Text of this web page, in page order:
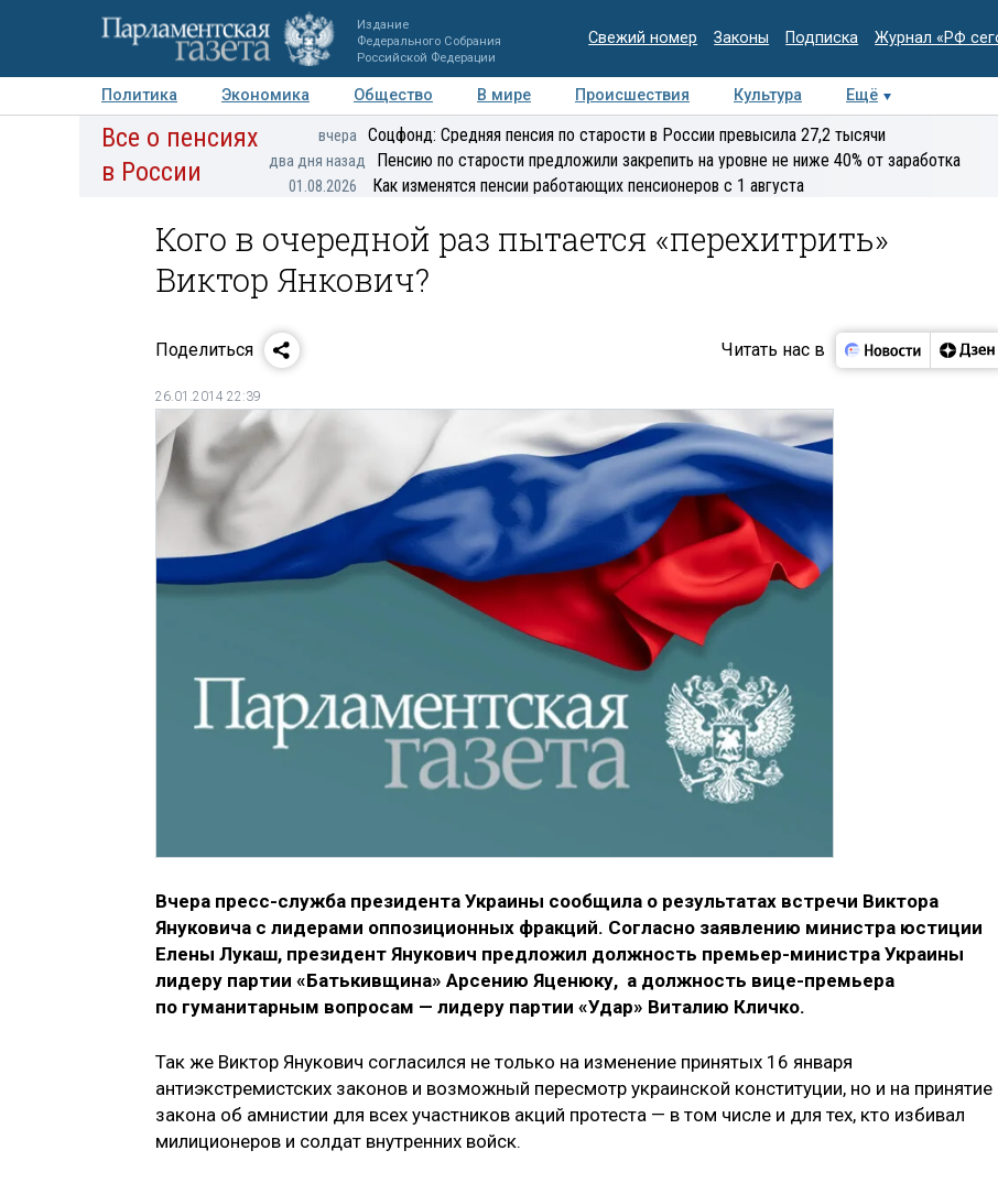
Издание
Федерального Собрания
Российской Федерации
Свежий номер Законы Подписка Журнал «РФ
Политика Экономика Общество В мире Происшествия Культура Ещё
Авторы Персоны Мнения Регионы Медиацентр Интервью Колумнисты
экспертиза
Все о пенсиях
в России
вчера Соцфонд: Средняя пенсия по старости в России превысила 27,2 тысячи
два дня назад Пенсию по старости предложили закрепить на уровне не ниже 40% от заработка
01.08.2026 Как изменятся пенсии работающих пенсионеров с 1 августа
Кого в очередной раз пытается «перехитрить»
Виктор Янкович?
Поделиться Читать нас в
26.01.2014 22:39
Вчера пресс-служба президента Украины сообщила о результатах встречи Виктора
Януковича с лидерами оппозиционных фракций. Согласно заявлению министра юстиции
Елены Лукаш, президент Янукович предложил должность премьер-министра Украины
лидеру партии «Батькивщина» Арсению Яценюку, а должность вице-премьера
по гуманитарным вопросам — лидеру партии «Удар» Виталию Кличко.
Так же Виктор Янукович согласился не только на изменение принятых 16 января
антиэкстремистских законов и возможный пересмотр украинской конституции, но и на принятие
закона об амнистии для всех участников акций протеста — в том числе и для тех, кто избивал
милиционеров и солдат внутренних войск.